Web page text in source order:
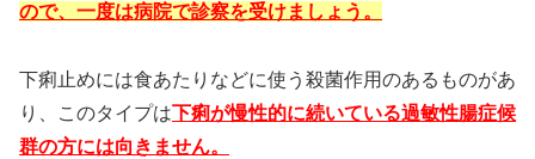
ので、一度は病院で診察を受けましょう。
下痢止めには食あたりなどに使う殺菌作用のあるものがあ
り、このタイプは下痢が慢性的に続いている過敏性腸症候
群の方には向きません。